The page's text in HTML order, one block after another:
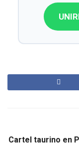
Cartel taurino en